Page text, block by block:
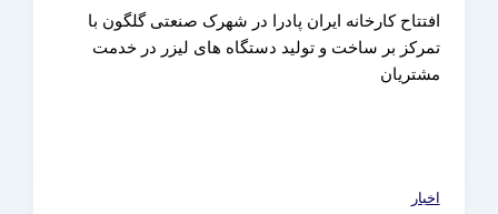
افتتاح کارخانه ایران پادرا در شهرک صنعتی گلگون با
تمرکز بر ساخت و تولید دستگاه های لیزر در خدمت
مشتریان
اخبار